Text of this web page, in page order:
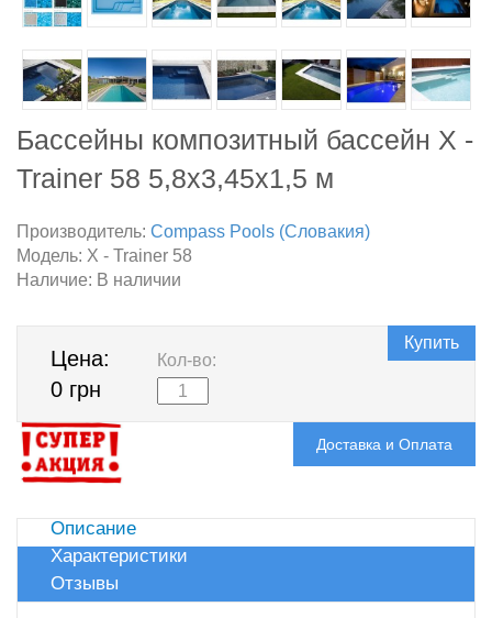
Бассейны композитный бассейн X -
Trainer 58 5,8х3,45х1,5 м
Производитель: Compass Pools (Словакия)
Модель: X - Trainer 58
Наличие: В наличии
Цена:
0 грн
Кол-во:
Купить
Доставка и Оплата
Описание
Характеристики
Отзывы